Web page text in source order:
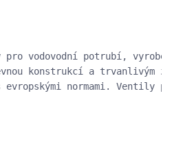
vodovodní potrubí,
konstrukcí a trvanlivým
normami. Ventily